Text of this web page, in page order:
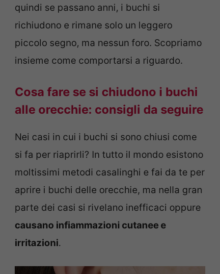
quindi se passano anni, i buchi si
richiudono e rimane solo un leggero
piccolo segno, ma nessun foro. Scopriamo
insieme come comportarsi a riguardo.
Cosa fare se si chiudono i buchi
alle orecchie: consigli da seguire
Nei casi in cui i buchi si sono chiusi come
si fa per riaprirli? In tutto il mondo esistono
moltissimi metodi casalinghi e fai da te per
aprire i buchi delle orecchie, ma nella gran
parte dei casi si rivelano inefficaci oppure
causano infiammazioni cutanee e
irritazioni.